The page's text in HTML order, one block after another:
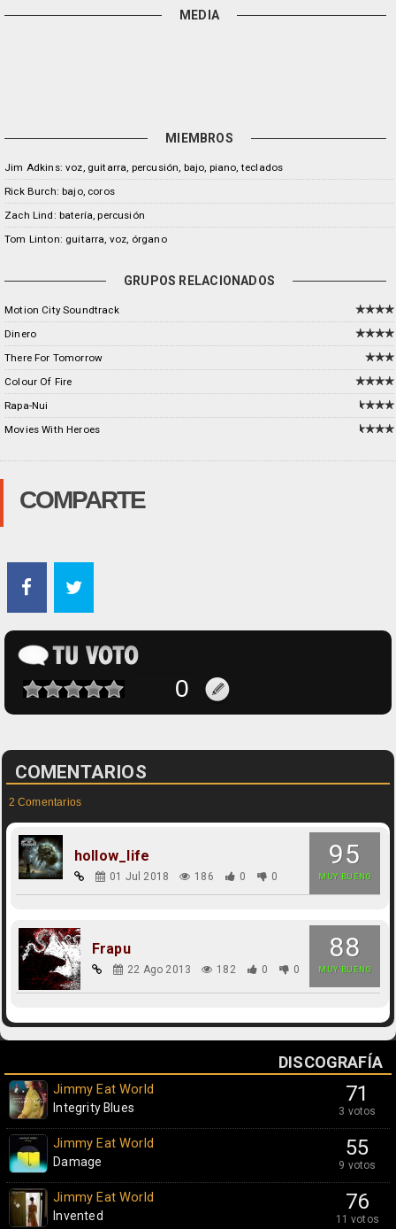
MEDIA
MIEMBROS
Jim Adkins: voz, guitarra, percusión, bajo, piano, teclados
Rick Burch: bajo, coros
Zach Lind: batería, percusión
Tom Linton: guitarra, voz, órgano
GRUPOS RELACIONADOS
Motion City Soundtrack
Dinero
There For Tomorrow
Colour Of Fire
Rapa-Nui
Movies With Heroes
COMPARTE
COMENTARIOS
2 Comentarios
95
MUY BUENO
hollow_life
01 Jul 2018 186 0 0
88
MUY BUENO
Frapu
22 Ago 2013 182 0 0
DISCOGRAFÍA
71
3 votos
Jimmy Eat World
Integrity Blues
55
9 votos
Jimmy Eat World
Damage
76
11 votos
Jimmy Eat World
Invented